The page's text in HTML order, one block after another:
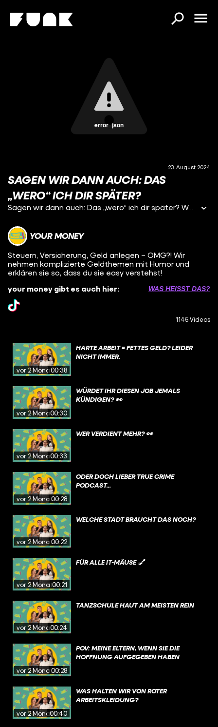
error_json
23. August 2024
SAGEN WIR DANN AUCH: DAS
„WERO“ ICH DIR SPÄTER?
Sagen wir dann auch: Das „wero“ ich dir später? Wero neues Paypal
YOUR MONEY
Steuern, Versicherung, Geld anlegen – OMG?! Wir
nehmen komplizierte Geldthemen mit Humor und
erklären sie so, dass du sie easy verstehst!
your money gibt es auch hier:
WAS HEISST DAS?
1145 Videos
vor 2 Monaten
00:38
HARTE ARBEIT = FETTES GELD? LEIDER
NICHT IMMER.
vor 2 Monaten
00:30
WÜRDET IHR DIESEN JOB JEMALS
KÜNDIGEN? 👀
vor 2 Monaten
00:33
WER VERDIENT MEHR? 👀
vor 2 Monaten
00:28
ODER DOCH LIEBER TRUE CRIME
PODCAST...
vor 2 Monaten
00:22
WELCHE STADT BRAUCHT DAS NOCH?
vor 2 Monaten
00:21
FÜR ALLE IT-MÄUSE 💅
vor 2 Monaten
00:24
TANZSCHULE HAUT AM MEISTEN REIN
vor 2 Monaten
00:28
POV: MEINE ELTERN, WENN SIE DIE
HOFFNUNG AUFGEGEBEN HABEN
vor 2 Monaten
00:40
WAS HALTEN WIR VON ROTER
ARBEITSKLEIDUNG?